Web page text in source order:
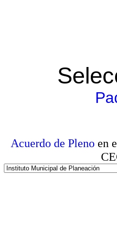
Acuerdo de Pleno en